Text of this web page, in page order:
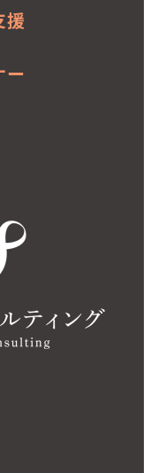
援
ー